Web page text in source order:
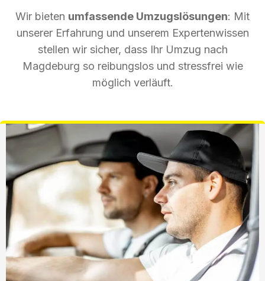
Wir bieten umfassende Umzugslösungen: Mit
unserer Erfahrung und unserem Expertenwissen
stellen wir sicher, dass Ihr Umzug nach
Magdeburg so reibungslos und stressfrei wie
möglich verläuft.